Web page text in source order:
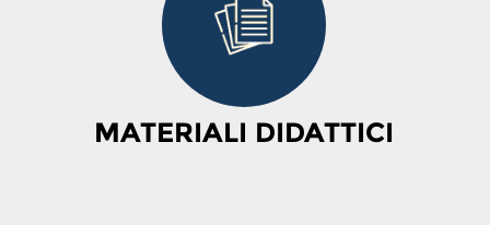
MATERIALI DIDATTICI